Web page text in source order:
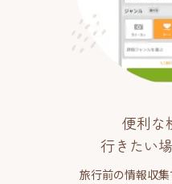
便利な
行きたい
旅行前の情報収集